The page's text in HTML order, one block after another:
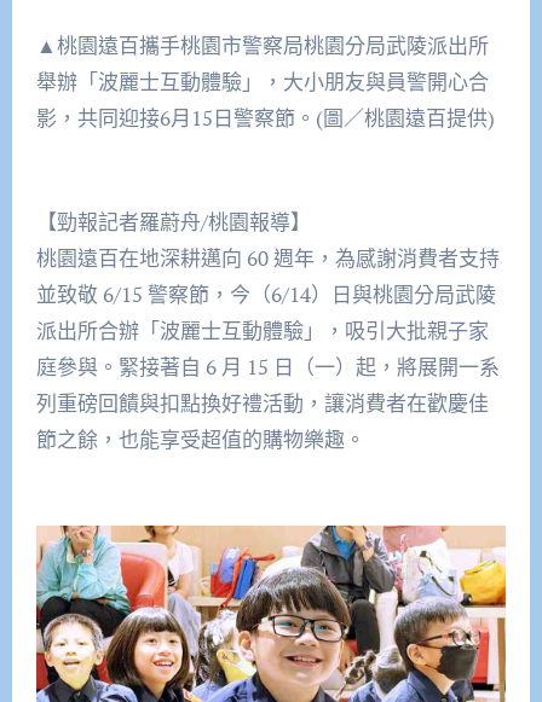
▲桃園遠百攜手桃園市警察局桃園分局武陵派出所
舉辦「波麗士互動體驗」，大小朋友與員警開心合
影，共同迎接6月15日警察節。(圖／桃園遠百提供)
【勁報記者羅蔚舟/桃園報導】
桃園遠百在地深耕邁向 60 週年，為感謝消費者支持
並致敬 6/15 警察節，今（6/14）日與桃園分局武陵
派出所合辦「波麗士互動體驗」，吸引大批親子家
庭參與。緊接著自 6 月 15 日（一）起，將展開一系
列重磅回饋與扣點換好禮活動，讓消費者在歡慶佳
節之餘，也能享受超值的購物樂趣。